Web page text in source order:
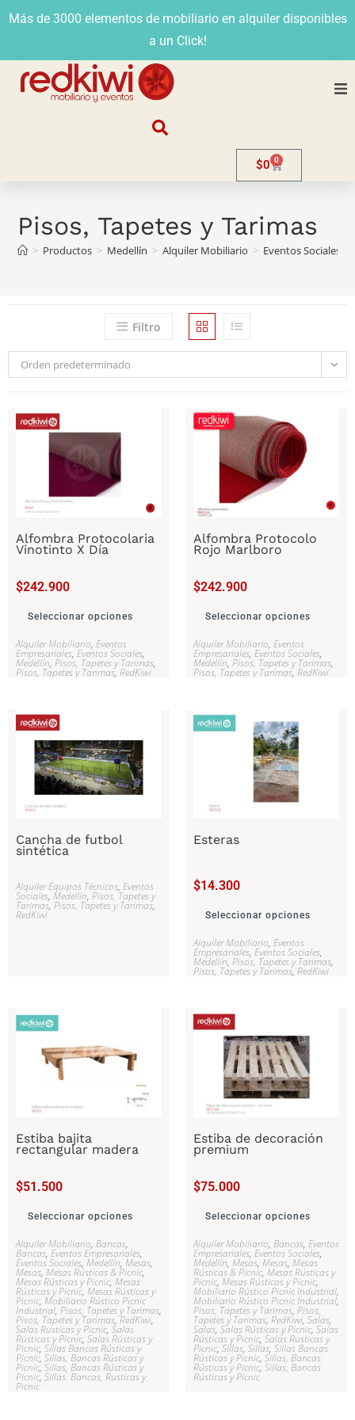
Más de 3000 elementos de mobiliario en alquiler disponibles
a un Click!
Venta
Contacto
$0 0
Pisos, Tapetes y Tarimas
> Productos > Medellín > Alquiler Mobiliario > Eventos Sociales
Filtro
Orden predeterminado
Alfombra Protocolaria
Vinotinto X Día
$242.900
Seleccionar opciones
Alquiler Mobiliario, Eventos
Empresariales, Eventos Sociales,
Medellín, Pisos, Tapetes y Tarimas,
Pisos, Tapetes y Tarimas, RedKiwi
Alfombra Protocolo
Rojo Marlboro
$242.900
Seleccionar opciones
Alquiler Mobiliario, Eventos
Empresariales, Eventos Sociales,
Medellín, Pisos, Tapetes y Tarimas,
Pisos, Tapetes y Tarimas, RedKiwi
Cancha de futbol
sintética
Alquiler Equipos Técnicos, Eventos
Sociales, Medellín, Pisos, Tapetes y
Tarimas, Pisos, Tapetes y Tarimas,
RedKiwi
Esteras
$14.300
Seleccionar opciones
Alquiler Mobiliario, Eventos
Empresariales, Eventos Sociales,
Medellín, Pisos, Tapetes y Tarimas,
Pisos, Tapetes y Tarimas, RedKiwi
Estiba bajita
rectangular madera
$51.500
Seleccionar opciones
Alquiler Mobiliario, Bancas,
Bancas, Eventos Empresariales,
Eventos Sociales, Medellín, Mesas,
Mesas, Mesas Rústicas & Picnic,
Mesas Rústicas y Picnic, Mesas
Rústicas y Picnic, Mesas Rústicas y
Picnic, Mobiliario Rústico Picnic
Industrial, Pisos, Tapetes y Tarimas,
Pisos, Tapetes y Tarimas,RedKiwi,
Salas Rusticas y Picnic, Salas
Rústicas y Picnic, Salas Rústicas y
Picnic, Sillas Bancas Rústicas y
Picnic, Sillas, Bancas Rústicas y
Picnic, Sillas, Bancas Rústicas y
Picnic, Sillas. Bancas, Rusticas y
Picnic
Estiba de decoración
premium
$75.000
Seleccionar opciones
Alquiler Mobiliario, Bancas, Eventos
Empresariales, Eventos Sociales,
Medellín, Mesas, Mesas, Mesas
Rústicas & Picnic, Mesas Rústicas y
Picnic, Mesas Rústicas y Picnic,
Mobiliario Rústico Picnic Industrial,
Mobiliario Rústico Picnic Industrial,
Pisos, Tapetes y Tarimas, Pisos,
Tapetes y Tarimas, RedKiwi, Salas,
Salas, Salas Rústicas y Picnic, Salas
Rústicas y Picnic, Salas Rusticas y
Picnic, Sillas, Sillas, Sillas Bancas
Rústicas y Picnic, Sillas, Bancas
Rústicas y Picnic, Sillas, Bancas
Rústicas y Picnic